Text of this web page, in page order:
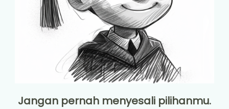
Jangan pernah menyesali pilihanmu.